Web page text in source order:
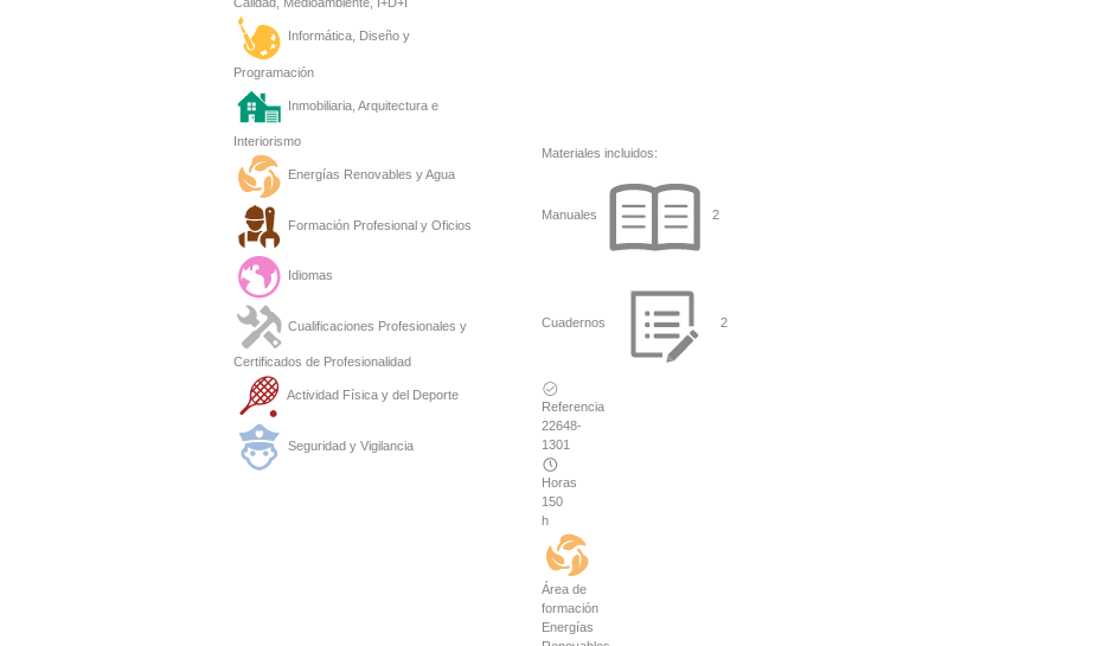
Informática, Diseño y
Programación
Inmobiliaria, Arquitectura e
Interiorismo
Energías Renovables y Agua
Formación Profesional y Oficios
Idiomas
Cualificaciones Profesionales y
Certificados de Profesionalidad
Actividad Física y del Deporte
Seguridad y Vigilancia
Materiales incluidos:
Manuales 2
Cuadernos 2
Referencia
22648-
1301
Horas
150
h
Área de
formación
Energías